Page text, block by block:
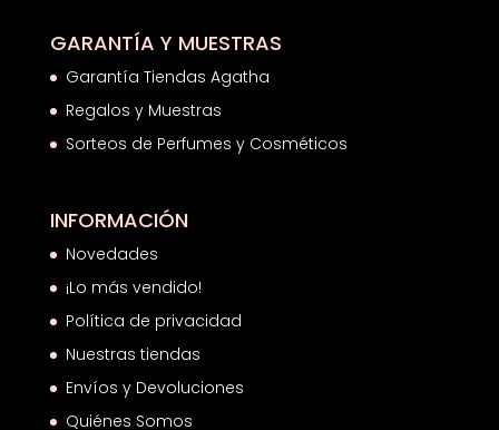
GARANTÍA Y MUESTRAS
Garantía Tiendas Agatha
Regalos y Muestras
Sorteos de Perfumes y Cosméticos
INFORMACIÓN
Novedades
¡Lo más vendido!
Política de privacidad
Nuestras tiendas
Envíos y Devoluciones
Quiénes Somos